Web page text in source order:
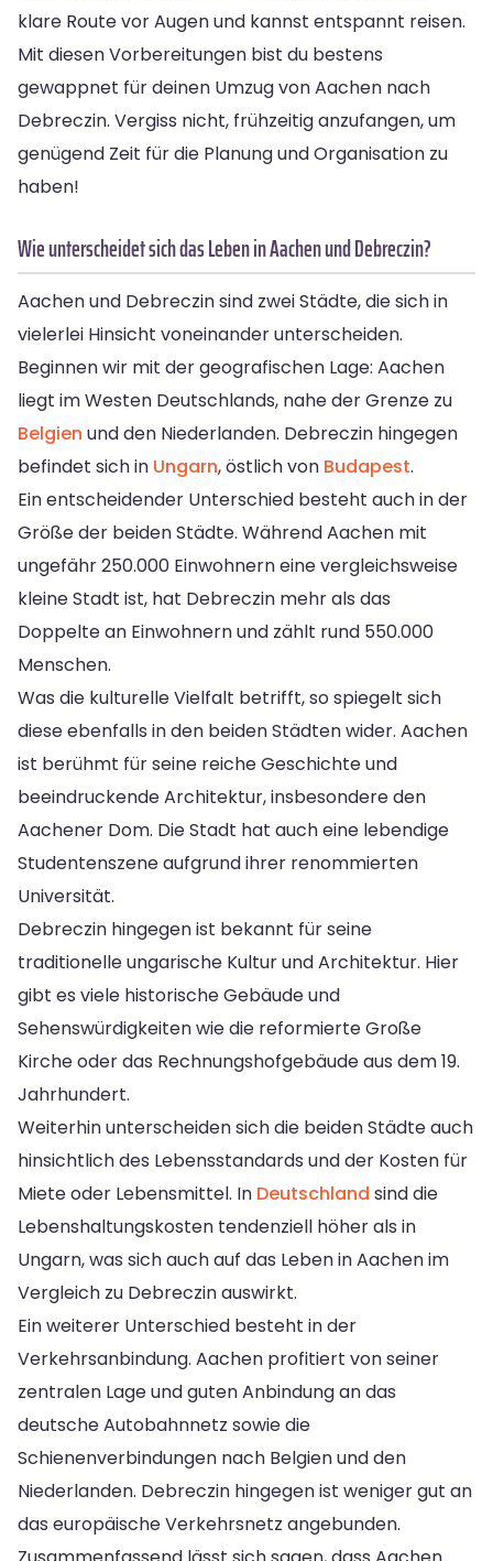
klare Route vor Augen und kannst entspannt reisen.
Mit diesen Vorbereitungen bist du bestens
gewappnet für deinen Umzug von Aachen nach
Debreczin. Vergiss nicht, frühzeitig anzufangen, um
genügend Zeit für die Planung und Organisation zu
haben!
Wie unterscheidet sich das Leben in Aachen und Debreczin?
Aachen und Debreczin sind zwei Städte, die sich in
vielerlei Hinsicht voneinander unterscheiden.
Beginnen wir mit der geografischen Lage: Aachen
liegt im Westen Deutschlands, nahe der Grenze zu
Belgien und den Niederlanden. Debreczin hingegen
befindet sich in Ungarn, östlich von Budapest.
Ein entscheidender Unterschied besteht auch in der
Größe der beiden Städte. Während Aachen mit
ungefähr 250.000 Einwohnern eine vergleichsweise
kleine Stadt ist, hat Debreczin mehr als das
Doppelte an Einwohnern und zählt rund 550.000
Menschen.
Was die kulturelle Vielfalt betrifft, so spiegelt sich
diese ebenfalls in den beiden Städten wider. Aachen
ist berühmt für seine reiche Geschichte und
beeindruckende Architektur, insbesondere den
Aachener Dom. Die Stadt hat auch eine lebendige
Studentenszene aufgrund ihrer renommierten
Universität.
Debreczin hingegen ist bekannt für seine
traditionelle ungarische Kultur und Architektur. Hier
gibt es viele historische Gebäude und
Sehenswürdigkeiten wie die reformierte Große
Kirche oder das Rechnungshofgebäude aus dem 19.
Jahrhundert.
Weiterhin unterscheiden sich die beiden Städte auch
hinsichtlich des Lebensstandards und der Kosten für
Miete oder Lebensmittel. In Deutschland sind die
Lebenshaltungskosten tendenziell höher als in
Ungarn, was sich auch auf das Leben in Aachen im
Vergleich zu Debreczin auswirkt.
Ein weiterer Unterschied besteht in der
Verkehrsanbindung. Aachen profitiert von seiner
zentralen Lage und guten Anbindung an das
deutsche Autobahnnetz sowie die
Schienenverbindungen nach Belgien und den
Niederlanden. Debreczin hingegen ist weniger gut an
das europäische Verkehrsnetz angebunden.